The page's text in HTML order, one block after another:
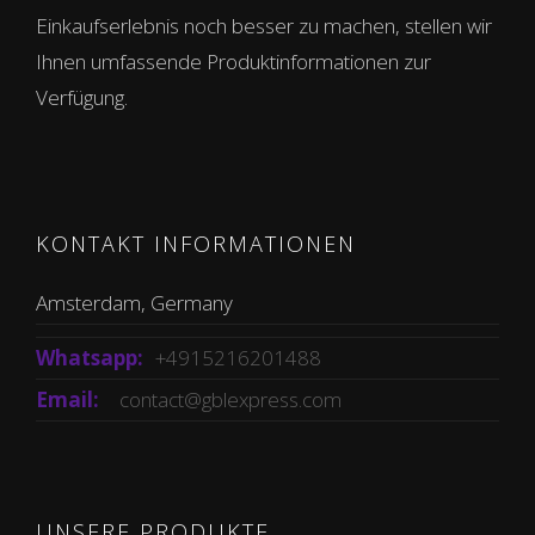
Einkaufserlebnis noch besser zu machen, stellen wir
Ihnen umfassende Produktinformationen zur
Verfügung.
KONTAKT INFORMATIONEN
Amsterdam, Germany
Whatsapp: +4915216201488
Email:
contact@gblexpress.com